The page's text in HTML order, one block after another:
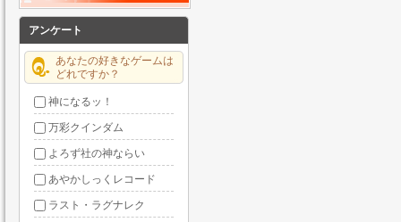
アンケート
あなたの好きなゲームは
どれですか？
神になるッ！
万彩クインダム
よろず社の神ならい
あやかしっくレコード
ラスト・ラグナレク